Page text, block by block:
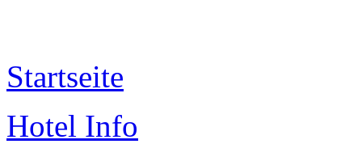
Startseite
Hotel Info